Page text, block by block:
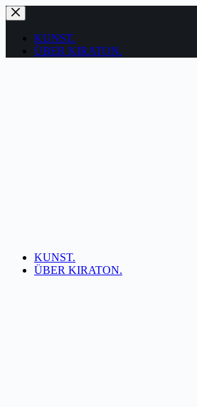
Zum
Inhalt
springenKUNST.
ÜBER KIRATON.
KUNST.
ÜBER KIRATON.